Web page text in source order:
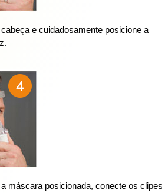
e cuidadosamente posicione a
máscara posicionada, conecte os clipes